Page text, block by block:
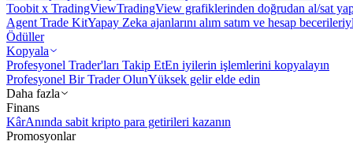
Toobit x TradingViewTradingView grafiklerinden doğrudan al/sat
Agent Trade KitYapay Zeka ajanlarını alım satım ve hesap
Ödüller
Kopyala
Profesyonel Trader'ları Takip EtEn iyilerin işlemlerini kopyalayın
Profesyonel Bir Trader OlunYüksek gelir elde edin
Daha fazla
Finans
KârAnında sabit kripto para getirileri kazanın
Promosyonlar